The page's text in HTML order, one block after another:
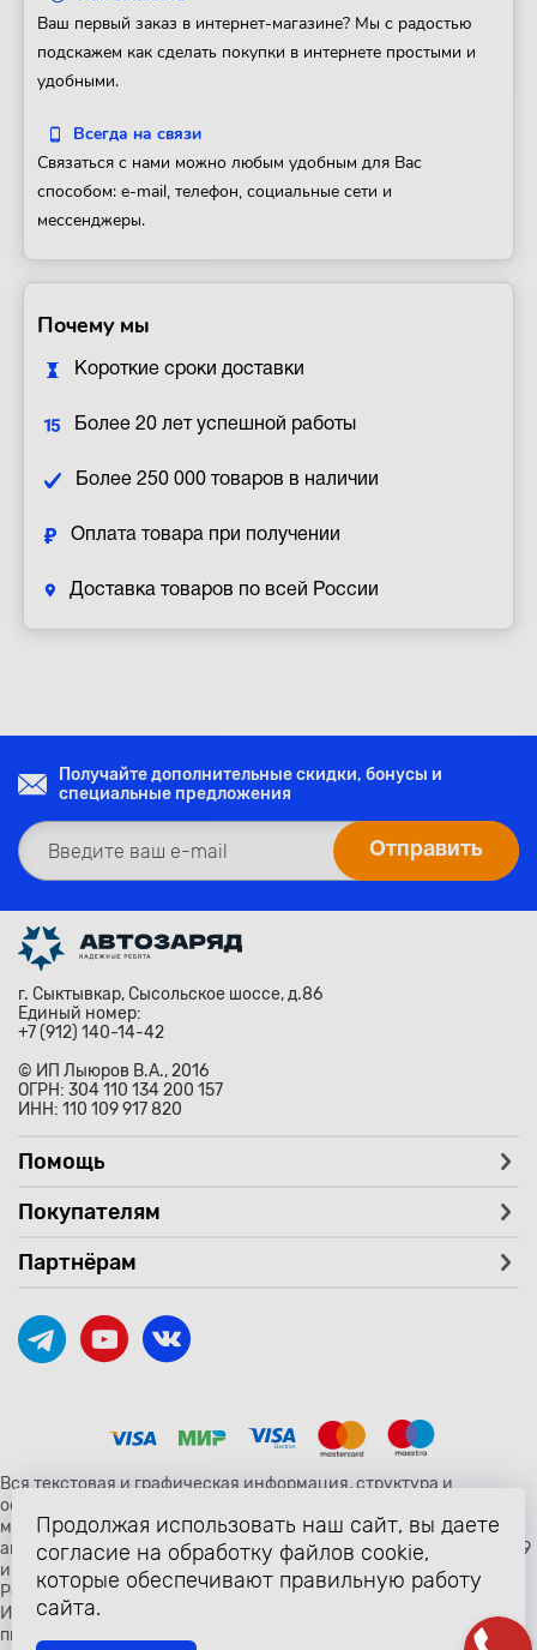
Ваш первый заказ в интернет-магазине? Мы с радостью
подскажем как сделать покупки в интернете простыми и
удобными.
Всегда на связи
Связаться с нами можно любым удобным для Вас
способом: e-mail, телефон, социальные сети и
мессенджеры.
Почему мы
Короткие сроки доставки
Более 20 лет успешной работы
Более 250 000 товаров в наличии
Оплата товара при получении
Доставка товаров по всей России
Получайте дополнительные скидки, бонусы и
специальные предложения
г. Сыктывкар, Сысольское шоссе, д.86
Единый номер:
+7 (912) 140-14-42
© ИП Лыюров В.А., 2016
ОГРН: 304 110 134 200 157
ИНН: 110 109 917 820
Помощь
Покупателям
Партнёрам
Вся текстовая и графическая информация, структура и
оформление страницы avtozaryad.ru защищены российскими и
международными законами и соглашениями об охране
авторских прав и интеллектуальной собственности (статьи 1259
и 1260 главы 70 «Авторское право» Гражданского Кодекса
Российской Федерации от 18 декабря 2006 года N 230-ФЗ).
Использование любых материалов сайта разрешено только с
письменного согласия владельцев сайта avtozaryad.ru
Продолжая использовать наш сайт, вы даете
согласие на обработку файлов cookie,
которые обеспечивают правильную работу
сайта.